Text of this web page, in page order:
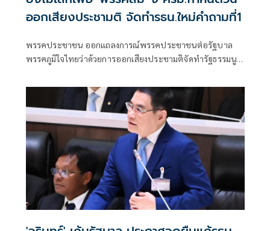
ออกเสียงประชามติ จัดทำรธน.ใหม่คำถามที่1
พรรคประชาชน ออกแถลงการณ์พรรคประชาชนต่อรัฐบาล
พรรคภูมิใจไทยว่าด้วยการออกเสียงประชามติจัดทำรัฐธรรมนูญ